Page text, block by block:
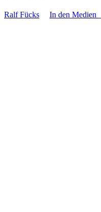
Ralf Fücks In den Medien